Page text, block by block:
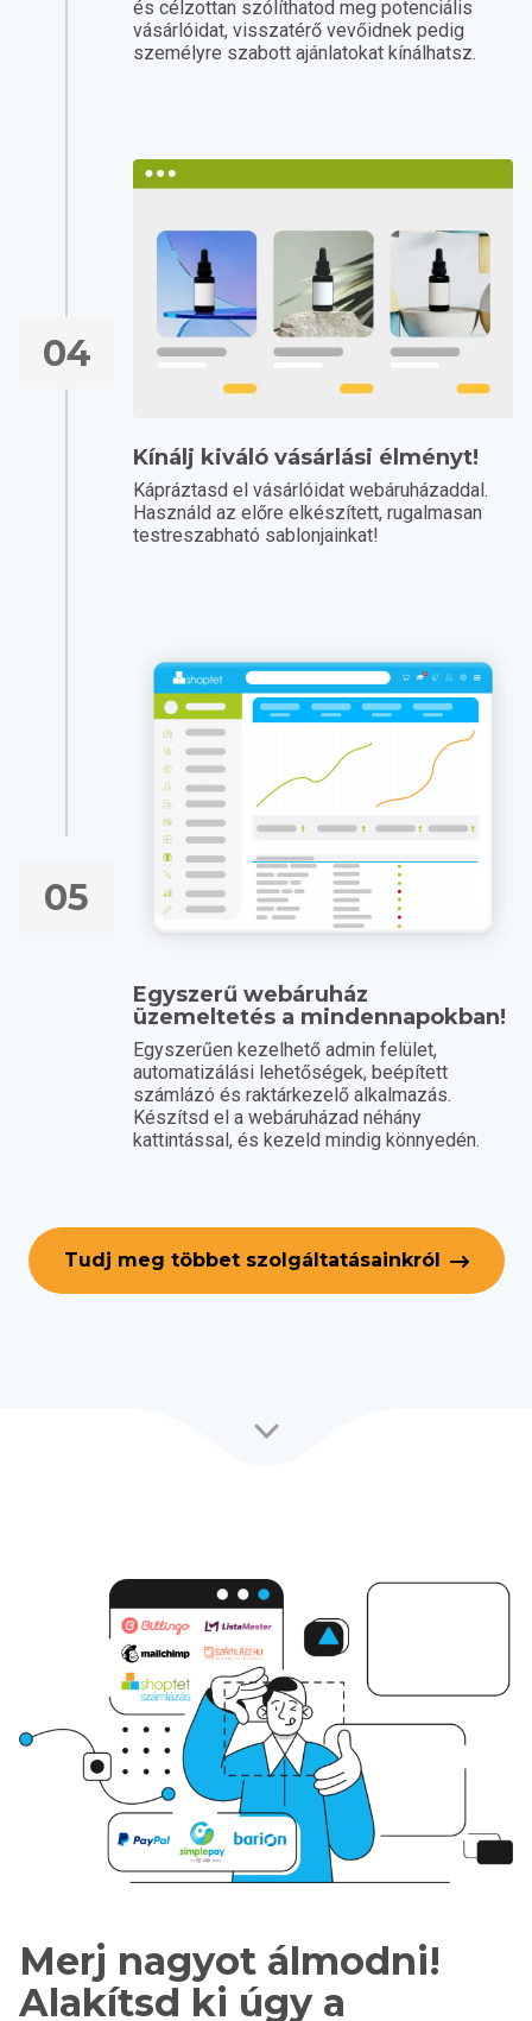
és célzottan szólíthatod meg potenciális
vásárlóidat, visszatérő vevőidnek pedig
személyre szabott ajánlatokat kínálhatsz.
04
Kínálj kiváló vásárlási élményt!
Kápráztasd el vásárlóidat webáruházaddal.
Használd az előre elkészített, rugalmasan
testreszabható sablonjainkat!
05
Egyszerű webáruház
üzemeltetés a mindennapokban!
Egyszerűen kezelhető admin felület,
automatizálási lehetőségek, beépített
számlázó és raktárkezelő alkalmazás.
Készítsd el a webáruházad néhány
kattintással, és kezeld mindig könnyedén.
Tudj meg többet szolgáltatásainkról
Merj nagyot álmodni!
Alakítsd ki úgy a